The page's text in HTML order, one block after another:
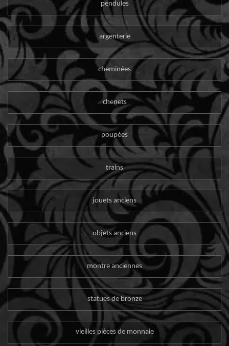
pendules
argenterie
cheminées
chenets
poupées
trains
jouets anciens
objets anciens
montre anciennes
statues de bronze
vieilles pièces de monnaie